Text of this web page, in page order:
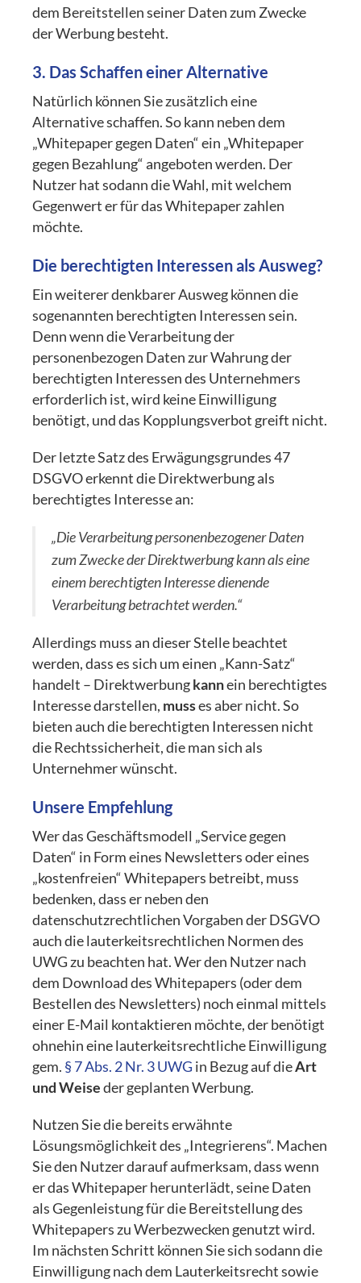
dem Bereitstellen seiner Daten zum Zwecke
der Werbung besteht.
3. Das Schaffen einer Alternative
Natürlich können Sie zusätzlich eine
Alternative schaffen. So kann neben dem
„Whitepaper gegen Daten“ ein „Whitepaper
gegen Bezahlung“ angeboten werden. Der
Nutzer hat sodann die Wahl, mit welchem
Gegenwert er für das Whitepaper zahlen
möchte.
Die berechtigten Interessen als Ausweg?
Ein weiterer denkbarer Ausweg können die
sogenannten berechtigten Interessen sein.
Denn wenn die Verarbeitung der
personenbezogen Daten zur Wahrung der
berechtigten Interessen des Unternehmers
erforderlich ist, wird keine Einwilligung
benötigt, und das Kopplungsverbot greift nicht.
Der letzte Satz des Erwägungsgrundes 47
DSGVO erkennt die Direktwerbung als
berechtigtes Interesse an:
„Die Verarbeitung personenbezogener Daten
zum Zwecke der Direktwerbung kann als eine
einem berechtigten Interesse dienende
Verarbeitung betrachtet werden.“
Allerdings muss an dieser Stelle beachtet
werden, dass es sich um einen „Kann-Satz“
handelt – Direktwerbungkannein berechtigtes
Interesse darstellen, musses aber nicht. So
bieten auch die berechtigten Interessen nicht
die Rechtssicherheit, die man sich als
Unternehmer wünscht.
Unsere Empfehlung
Wer das Geschäftsmodell „Service gegen
Daten“ in Form eines Newsletters oder eines
„kostenfreien“ Whitepapers betreibt, muss
bedenken, dass er neben den
datenschutzrechtlichen Vorgaben der DSGVO
auch die lauterkeitsrechtlichen Normen des
UWG zu beachten hat. Wer den Nutzer nach
dem Download des Whitepapers (oder dem
Bestellen des Newsletters) noch einmal mittels
einer E-Mail kontaktieren möchte, der benötigt
ohnehin eine lauterkeitsrechtliche Einwilligung
gem. § 7 Abs. 2 Nr. 3 UWG in Bezug auf dieArt
und Weiseder geplanten Werbung.
Nutzen Sie die bereits erwähnte
Lösungsmöglichkeit des „Integrierens“. Machen
Sie den Nutzer darauf aufmerksam, dass wenn
er das Whitepaper herunterlädt, seine Daten
als Gegenleistung für die Bereitstellung des
Whitepapers zu Werbezwecken genutzt wird.
Im nächsten Schritt können Sie sich sodann die
Einwilligung nach dem Lauterkeitsrecht sowie